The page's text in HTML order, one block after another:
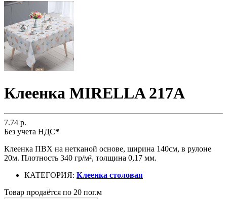
Клеенка MIRELLA 217A
7.74 р.
Без учета НДС*
Клеенка ПВХ на нетканой основе, ширина 140см, в рулоне
20м. Плотность 340 гр/м², толщина 0,17 мм.
КАТЕГОРИЯ: Клеенка столовая
Товар продаётся по 20 пог.м